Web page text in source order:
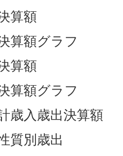
算額
算額グラフ
算額
算額グラフ
歳入歳出決算額
質別歳出